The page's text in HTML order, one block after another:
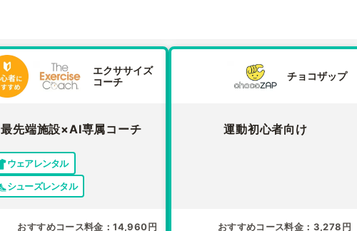
エクササイズ
コーチ
最先端施設×AI専属コーチ
ウェアレンタル
シューズレンタル
おすすめコース料金 14,960円
チョコザップ
運動初心者向け
おすすめコース料金 3,278円